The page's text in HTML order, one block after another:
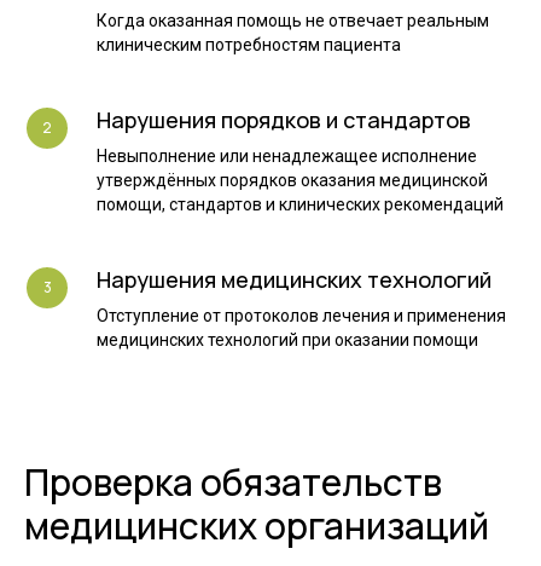
Когда оказанная помощь не отвечает реальным
клиническим потребностям пациента
Нарушения порядков и стандартов
Невыполнение или ненадлежащее исполнение
утверждённых порядков оказания медицинской
помощи, стандартов и клинических рекомендаций
Нарушения медицинских технологий
Отступление от протоколов лечения и применения
медицинских технологий при оказании помощи
Проверка обязательств
медицинских организаций